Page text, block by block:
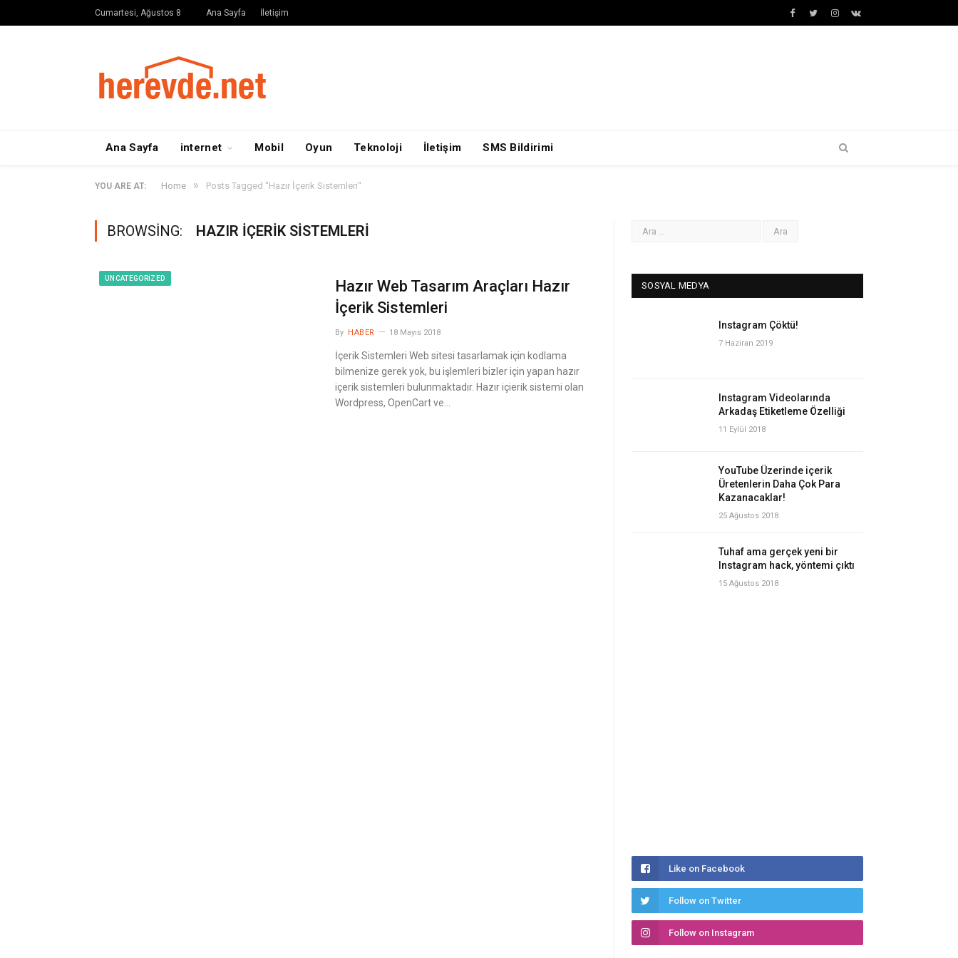
Cumartesi, Ağustos 8 Ana Sayfa İletişim Facebook
Twitterİnstagram+
VK
Ana Sayfa internet Mobil Oyun Teknoloji İletişim SMS Bildirimi
YOU ARE AT: Home » Posts Tagged "Hazır İçerik Sistemleri"
BROWSING: HAZIR İÇERIK SISTEMLERI
UNCATEGORIZED
Hazır Web Tasarım Araçları Hazır
İçerik Sistemleri
By HABER 18 Mayıs 2018
İçerik Sistemleri Web sitesi tasarlamak için kodlama
bilmenize gerek yok, bu işlemleri bizler için yapan hazır
içerik sistemleri bulunmaktadır. Hazır içierik sistemi olan
Wordpress, OpenCart ve…
SOSYAL MEDYA
Instagram Çöktü!
7 Haziran 2019
Instagram Videolarında
Arkadaş Etiketleme Özelliği
11 Eylül 2018
YouTube Üzerinde içerik
Üretenlerin Daha Çok Para
Kazanacaklar!
25 Ağustos 2018
Tuhaf ama gerçek yeni bir
Instagram hack, yöntemi çıktı
15 Ağustos 2018
Like on Facebook
Follow on Twitter
Follow on Instagram